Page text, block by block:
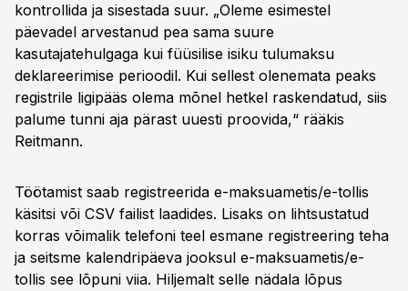
kontrollida ja sisestada suur. „Oleme esimestel
päevadel arvestanud pea sama suure
kasutajatehulgaga kui füüsilise isiku tulumaksu
deklareerimise perioodil. Kui sellest olenemata peaks
registrile ligipääs olema mõnel hetkel raskendatud, siis
palume tunni aja pärast uuesti proovida,“ rääkis
Reitmann.
Töötamist saab registreerida e-maksuametis/e-tollis
käsitsi või CSV failist laadides. Lisaks on lihtsustatud
korras võimalik telefoni teel esmane registreering teha
ja seitsme kalendripäeva jooksul e-maksuametis/e-
tollis see lõpuni viia. Hiljemalt selle nädala lõpus